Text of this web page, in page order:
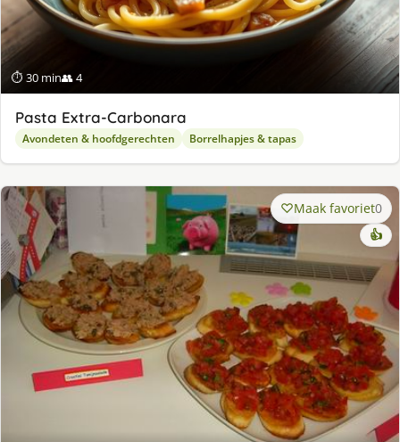
⏱ 30 min👥 4
Pasta Extra-Carbonara
Avondeten & hoofdgerechten Borrelhapjes & tapas
Maak favoriet0
👍